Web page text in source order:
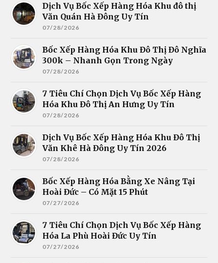
Dịch Vụ Bốc Xếp Hàng Hóa Khu đô thị
Văn Quán Hà Đông Uy Tín
07/28/2026
Bốc Xếp Hàng Hóa Khu Đô Thị Đô Nghĩa
300k – Nhanh Gọn Trong Ngày
07/28/2026
7 Tiêu Chí Chọn Dịch Vụ Bốc Xếp Hàng
Hóa Khu Đô Thị An Hưng Uy Tín
07/28/2026
Dịch Vụ Bốc Xếp Hàng Hóa Khu Đô Thị
Văn Khê Hà Đông Uy Tín 2026
07/28/2026
Bốc Xếp Hàng Hóa Bằng Xe Nâng Tại
Hoài Đức – Có Mặt 15 Phút
07/27/2026
7 Tiêu Chí Chọn Dịch Vụ Bốc Xếp Hàng
Hóa La Phù Hoài Đức Uy Tín
07/27/2026